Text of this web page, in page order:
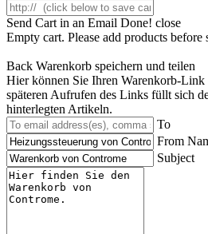
Send Cart in an Email Done! close
Empty cart. Please add products before
Back Warenkorb speichern und teilen
Hier können Sie Ihren Warenkorb-
späteren Aufrufen des Links füllt sich
hinterlegten Artikeln.
To
From
Subject